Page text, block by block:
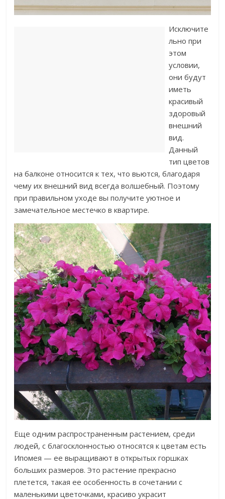
Исключите
льно при
этом
условии,
они будут
иметь
красивый
здоровый
внешний
вид.
Данный
тип цветов
на балконе относится к тех, что вьются, благодаря
чему их внешний вид всегда волшебный. Поэтому
при правильном уходе вы получите уютное и
замечательное местечко в квартире.
Еще одним распространенным растением, среди
людей, с благосклонностью относятся к цветам есть
Ипомея — ее выращивают в открытых горшках
больших размеров. Это растение прекрасно
плетется, такая ее особенность в сочетании с
маленькими цветочками, красиво украсит